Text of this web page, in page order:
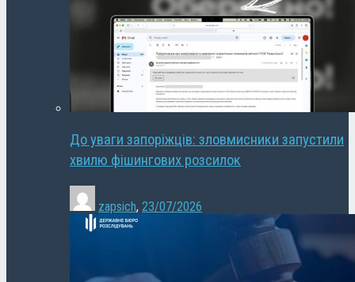
До уваги запоріжців: зловмисники запустили
хвилю фішингових розсилок
zapsich, 23/07/2026